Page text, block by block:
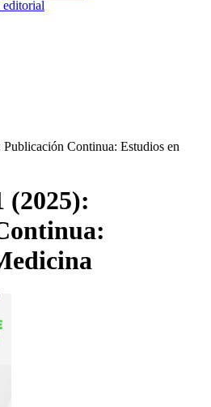
editorial
Continua: Estudios en
(2025):